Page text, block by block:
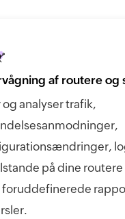
af routere og
og analyser trafik,
på dine
foruddefinerede